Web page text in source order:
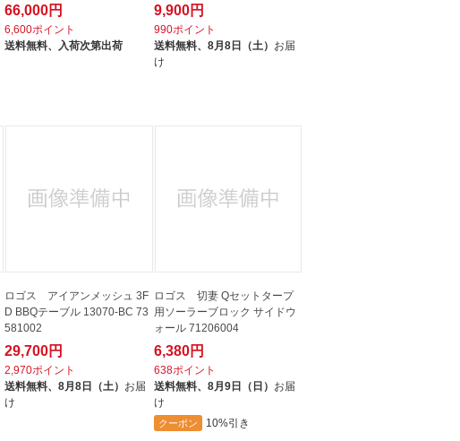
66,000円
6,600ポイント
送料無料、
入荷次第出荷
9,900円
990ポイント
送料無料、 8月8日（土） お届
け
ロゴス アイアンメッシュ 3F
D BBQテーブル 13070-BC 73
581002
29,700円
2,970ポイント
送料無料、8月8日（土） お届
け
ロゴス 切妻 Qセットタープ
用ソーラーブロック サイドウ
ォール 71206004
6,380円
638ポイント
送料無料、 8月9日（日） お届
け
クーポン 10%引き